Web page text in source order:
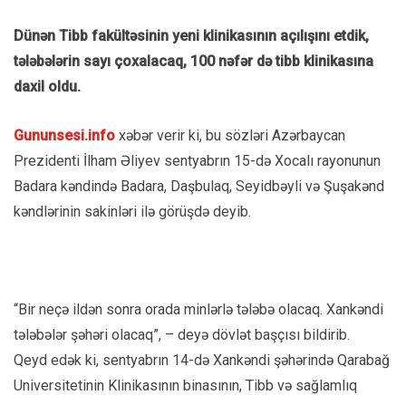
Dünən Tibb fakültəsinin yeni klinikasının açılışını etdik,
tələbələrin sayı çoxalacaq, 100 nəfər də tibb klinikasına
daxil oldu.
Gununsesi.info xəbər verir ki, bu sözləri Azərbaycan
Prezidenti İlham Əliyev sentyabrın 15-də Xocalı rayonunun
Badara kəndində Badara, Daşbulaq, Seyidbəyli və Şuşakənd
kəndlərinin sakinləri ilə görüşdə deyib.
“Bir neçə ildən sonra orada minlərlə tələbə olacaq. Xankəndi
tələbələr şəhəri olacaq”, – deyə dövlət başçısı bildirib.
Qeyd edək ki, sentyabrın 14-də Xankəndi şəhərində Qarabağ
Universitetinin Klinikasının binasının, Tibb və sağlamlıq